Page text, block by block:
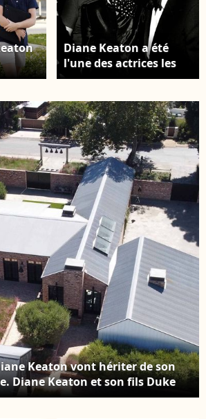
Los
Diane Keaton a été
l'une des actrices les
plus en vue
Backgrid USA /
Bestimage
Keaton vont hériter de son
Diane Keaton et son fils Duke
Centre après avoir vu les LA